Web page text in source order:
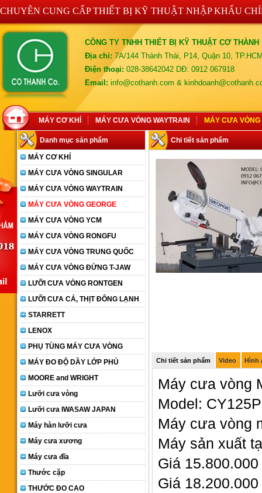
CHUYÊN CUNG CẤP THIẾT BỊ KỸ THUẬT NHẬP KHẨU
CÔNG TY TNHH THIẾT BỊ KỸ THUẬT CƠ THÀNH
Địa chỉ: 7A/144 Thành Thái, P14, Quận 10,
Điện thoại: 028-38642042 DĐ: 0912 067918
Email: info@cothanh.com &
MÁY CƠ KHÍ MÁY CƯA VÒNG WAYTRAIN MÁY CƯA VÒNG
Danh mục sản phẩm
MÁY CƠ KHÍ
MÁY CƯA VÒNG SINGULAR
MÁY CƯA VÒNG WAYTRAIN
MÁY CƯA VÒNG GEORGE
MÁY CƯA VÒNG YCM
MÁY CƯA VÒNG RONGFU
MÁY CƯA VÒNG TRUNG QUỐC
MÁY CƯA VÒNG ĐỨNG T-JAW
LƯỠI CƯA VÒNG RONTGEN
LƯỠI CƯA CÁ, THỊT ĐÔNG LẠNH
STARRETT
LENOX
PHỤ TÙNG MÁY CƯA VÒNG
MÁY ĐO ĐỘ DẦY LỚP PHỦ
MOORE and WRIGHT
Lưỡi cưa vòng
Lưỡi cưa IWASAW JAPAN
Máy hàn lưỡi cưa
Máy cưa xương
Máy cưa đĩa
Thước cặp
THƯỚC ĐO CAO
Chi tiết sản phẩm
Chi tiết sản phẩm Video Hình
Máy cưa vòng
Model: CY125P
Máy cưa vòng
Máy sản xuất
Giá
Giá